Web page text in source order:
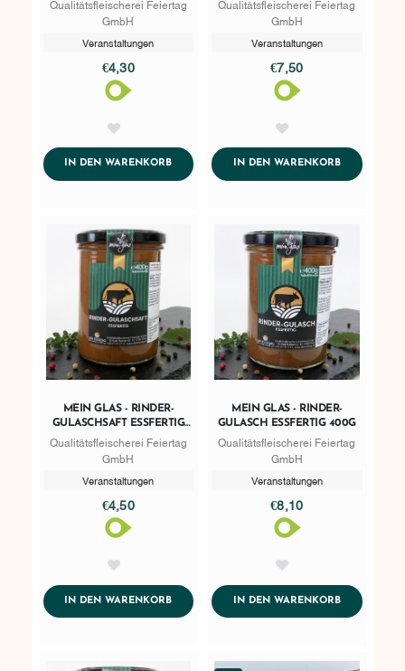
Qualitätsfleischerei Feiertag
GmbH
Veranstaltungen
€4,30
IN DEN WARENKORBADDTOCART
Qualitätsfleischerei Feiertag
GmbH
Veranstaltungen
€7,50
IN DEN WARENKORBADDTOCART
MEIN GLAS - RINDER-
GULASCHSAFT ESSFERTIG
400G
Qualitätsfleischerei Feiertag
GmbH
Veranstaltungen
€4,50
IN DEN WARENKORBADDTOCART
MEIN GLAS - RINDER-
GULASCH ESSFERTIG 400G
Qualitätsfleischerei Feiertag
GmbH
Veranstaltungen
€8,10
IN DEN WARENKORBADDTOCART